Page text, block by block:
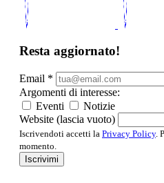
Resta aggiornato!
Email *
Argomenti di interesse:
Eventi
Notizie
Website (lascia vuoto)
Iscrivendoti accetti la Privacy Policy.
momento.
Iscrivimi